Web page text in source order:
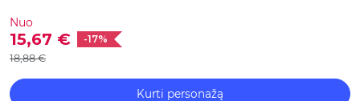
Nuo
15,67 €
-17%
18,88 €
Kurti personažą